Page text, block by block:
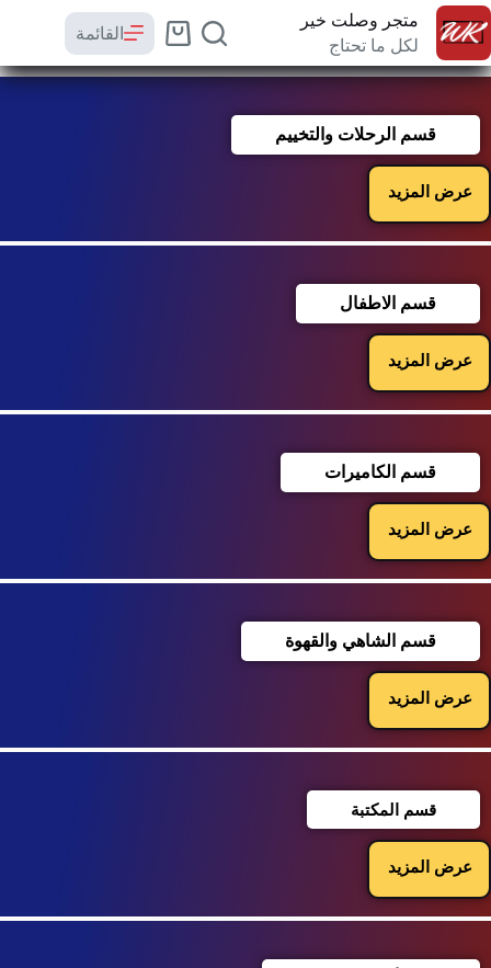
متجر وصلت خير
لكل ما تحتاج
القائمة
قسم الرحلات والتخييم
عرض المزيد
قسم الاطفال
عرض المزيد
قسم الكاميرات
عرض المزيد
قسم الشاهي والقهوة
عرض المزيد
قسم المكتبة
عرض المزيد